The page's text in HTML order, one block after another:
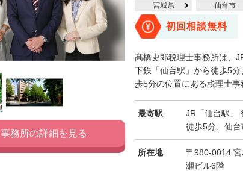
宮城県 仙台市
初回相談無料
髙橋史郎税理士事務所は、
下鉄「仙台駅」から徒歩5
歩5分の位置にある税理士事
最寄駅
JR「仙台駅」
徒歩5分、仙
所在地
〒980-0014
瀬ビル6階
事務所の詳細を見る